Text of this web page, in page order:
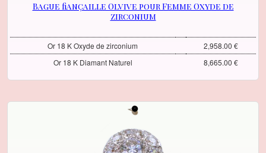
Bague fiançaille Olvive pour Femme Oxyde de
zirconium
Or 18 K Oxyde de zirconium
2,958.00 €
Or 18 K Diamant Naturel
8,665.00 €